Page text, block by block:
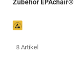
Zubehör EPAchair®
8 Artikel